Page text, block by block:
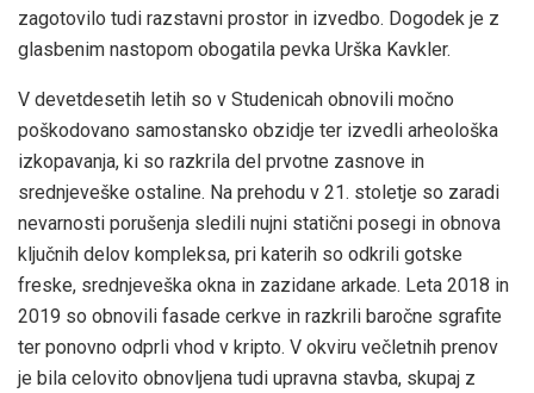
zagotovilo tudi razstavni prostor in izvedbo. Dogodek je z
glasbenim nastopom obogatila pevka Urška Kavkler.
V devetdesetih letih so v Studenicah obnovili močno
poškodovano samostansko obzidje ter izvedli arheološka
izkopavanja, ki so razkrila del prvotne zasnove in
srednjeveške ostaline. Na prehodu v 21. stoletje so zaradi
nevarnosti porušenja sledili nujni statični posegi in obnova
ključnih delov kompleksa, pri katerih so odkrili gotske
freske, srednjeveška okna in zazidane arkade. Leta 2018 in
2019 so obnovili fasade cerkve in razkrili baročne sgrafite
ter ponovno odprli vhod v kripto. V okviru večletnih prenov
je bila celovito obnovljena tudi upravna stavba, skupaj z